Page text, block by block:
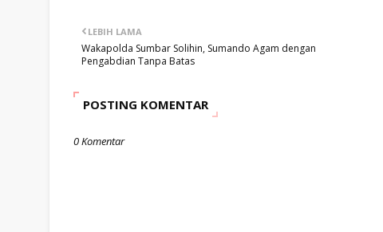
LEBIH LAMA
Wakapolda Sumbar Solihin, Sumando Agam dengan
Pengabdian Tanpa Batas
POSTING KOMENTAR
0 Komentar